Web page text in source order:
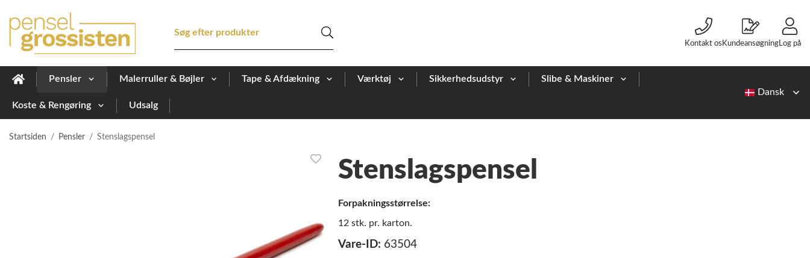
Kontakt os Kundeansøgning Log på
Pensler Malerruller & Bøjler Tape & Afdækning Værktøj Sikkerhedsudstyr Slibe & Maskiner
Koste & Rengøring Udsalg
Startsiden / Pensler / Stenslagspensel
Stenslagspensel
Forpakningsstørrelse:
12 stk. pr. karton.
Vare-ID: 63504